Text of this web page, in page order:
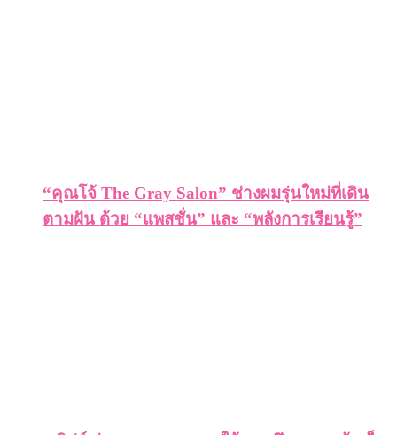
“คุณโจ้ The Gray Salon” ช่างผมรุ่นใหม่ที่เดิน
ตามฝัน ด้วย “แพสชั่น” และ “พลังการเรียนรู้”